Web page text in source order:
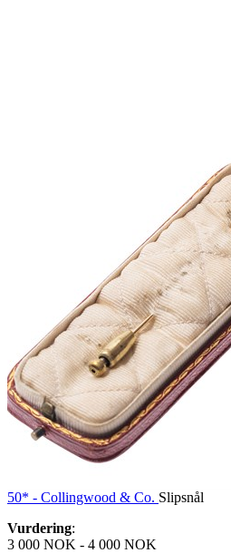
50* - Collingwood & Co. Slipsnål
Vurdering:
3 000 NOK - 4 000 NOK